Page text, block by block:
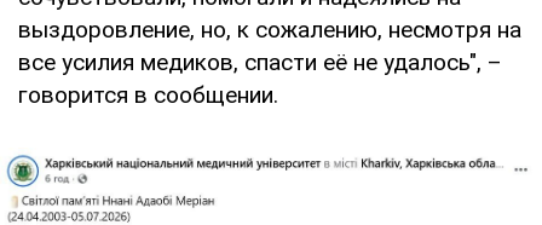
выздоровление, но, к сожалению, несмотря на
все усилия медиков, спасти её не удалось", –
говорится в сообщении.